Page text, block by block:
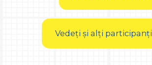
Vedeți și alți participanți